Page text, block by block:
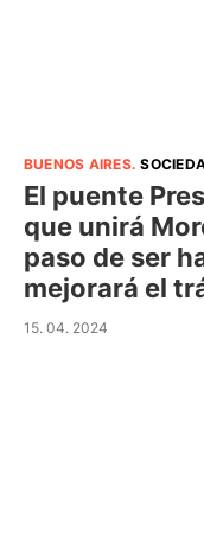
BUENOS AIRES.
El puente
que unirá
paso de ser
mejorará el
15. 04. 2024